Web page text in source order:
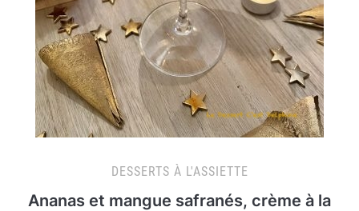
DESSERTS À L'ASSIETTE
Ananas et mangue safranés, crème à la